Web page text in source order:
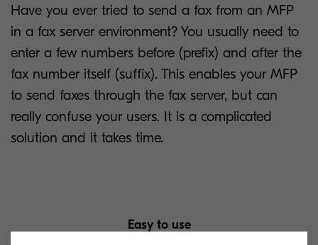
Have you ever tried to send a fax from an MFP
in a fax server environment? You usually need to
enter a few numbers before (prefix) and after the
fax number itself (suffix). This enables your MFP
to send faxes through the fax server, but can
really confuse your users. It is a complicated
solution and it takes time.
Easy to use